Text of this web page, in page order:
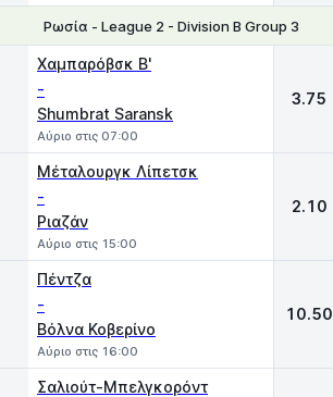
Ρωσία - League 2 - Division B Group 3
Χαμπαρόβσκ Β'
-
Shumbrat Saransk
Αύριο στις 07:00
3.75
Μέταλουργκ Λίπετσκ
-
Ριαζάν
Αύριο στις 15:00
2.10
Πέντζα
-
Βόλνα Κοβερίνο
Αύριο στις 16:00
10.50
Σαλιούτ-Μπελγκορόντ